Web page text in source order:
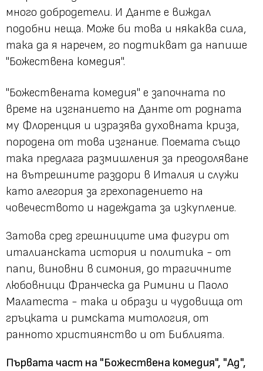
много добродетели. И Данте е виждал
подобни неща. Може би това и някаква сила,
така да я наречем, го подтикват да напише
"Божествена комедия".
"Божествената комедия" е започната по
време на изгнанието на Данте от родната
му Флоренция и изразява духовната криза,
породена от това изгнание. Поемата също
така предлага размишления за преодоляване
на вътрешните раздори в Италия и служи
като алегория за грехопадението на
човечеството и надеждата за изкупление.
Затова сред грешниците има фигури от
италианската история и политика - от
папи, виновни в симония, до трагичните
любовници Франческа да Римини и Паоло
Малатеста - така и образи и чудовища от
гръцката и римската митология, от
ранното християнство и от Библията.
Първата част на "Божествена комедия", "Ад",